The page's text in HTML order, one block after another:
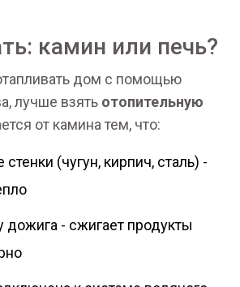
камин или печь?
дом с помощью
лучше взять отопительную
от камина тем, что:
(чугун, кирпич, сталь) -
дожига - сжигает продукты